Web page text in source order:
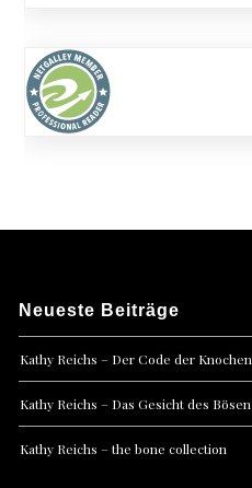
Neueste Beiträge
Kathy Reichs – Der Code der Knochen
Kathy Reichs – Das Gesicht des Bösen
Kathy Reichs – the bone collection